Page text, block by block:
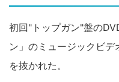
初回"トップガン"盤の
ン」のミュージックビ
を抜かれた。